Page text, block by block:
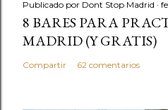
t
a
r
i
Publicado por Dont Stop Madrid
8 BARES PARA
MADRID (Y GRATIS)
Compartir 62 comentarios